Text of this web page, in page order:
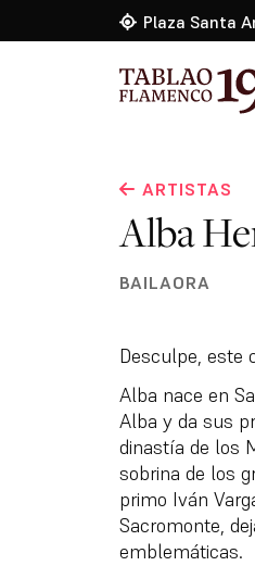
Plaza Santa
ARTISTAS
Alba
BAILAORA
Desculpe, este
Alba nace en
Alba y da sus
dinastía de los
sobrina de los
primo Iván
Sacromonte,
emblemáticas.